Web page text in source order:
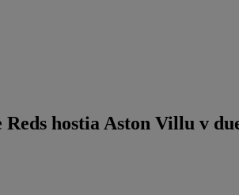
hostia Aston Villu v